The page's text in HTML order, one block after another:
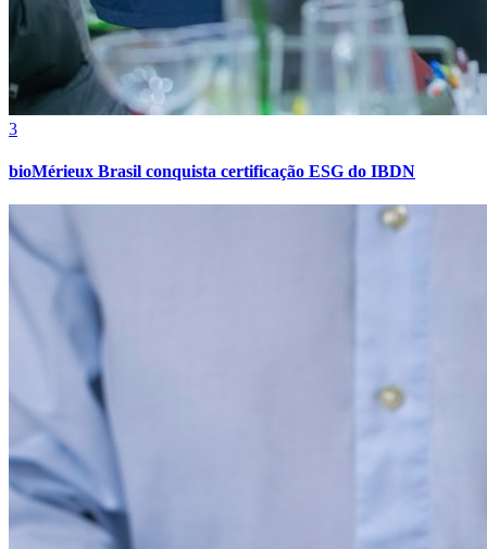
Internacional
3
bioMérieux Brasil conquista certificação ESG do IBDN